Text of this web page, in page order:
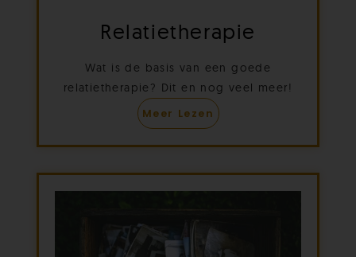
Relatietherapie
Wat is de basis van een goede
relatietherapie? Dit en nog veel meer!
Meer Lezen